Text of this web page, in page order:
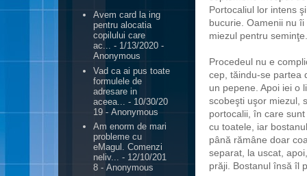
Portocaliul lor intens
bucurie. Oamenii nu
miezul pentru
Procedeul nu e
cep, tăindu-se partea
un pepene. Apoi iei o
scobeşti uşor miezul,
portocalii, în care
cu toatele, iar
până rămâne doar
separat, la uscat,
prăji. Bostanul însă îl
Avem card la ing
pentru alocatia
copilului care
ac... - 1/13/2020 -
Anonymous
Vad ca ai pus toate
formulele de
adresare in
aceea...
- 10/30/20
19 - Anonymous
Am enorm de mari
probleme cu
eMagul. Comenzi
neliv... - 12/10/201
8 - Anonymous